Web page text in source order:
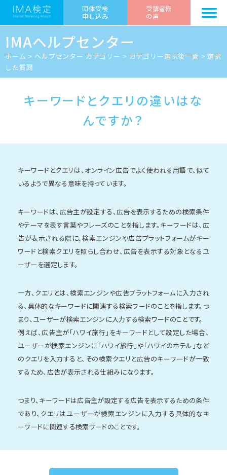
団体受検
申し込み
受講者様
の声
IMAヘルプセンター
ホーム > ヘルプセンター カテゴリー > カテゴリー選択後一覧 >選択
した質問
キーワードとクエリの違いはな
んですか？
キーワードとクエリは、オンライン広告でよく使われる用語で、似て
いるようで異なる意味を持っています。
キーワードは、広告主が設定する、広告を表示するための検索条件
やテーマを表す言葉やフレーズのことを指します。キーワードは、広
告が表示される際に、検索エンジンや広告プラットフォームがキー
ワードと検索クエリを照らし合わせ、広告を表示する対象となるユ
ーザーを選定します。
一方、クエリとは、検索エンジンや広告プラットフォームに入力され
る、具体的なキーワードに関連する検索ワードのことを指します。つ
まり、ユーザーが検索エンジンに入力する検索ワードのことです。
例えば、広告主が「ハワイ旅行」をキーワードとして設定した場合、
ユーザーが検索エンジンに「ハワイ旅行」や「ハワイのホテル」など
のクエリを入力すると、その検索クエリと広告のキーワードが一致
するため、広告が表示される仕組みになります。
つまり、キーワードは広告主が設定する広告を表示するための条件
であり、クエリはユーザーが検索エンジンに入力する具体的なキ
ーワードに関連する検索ワードのことです。